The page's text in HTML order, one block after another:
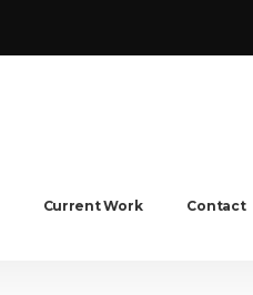
Current Work Contact